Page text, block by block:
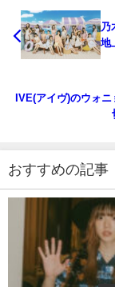
乃
地
IVE(アイヴ)のウォ
おすすめの記事